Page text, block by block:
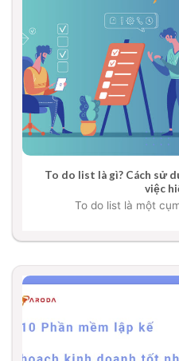
To do list là gì? Cách sử
việc
To do list là một